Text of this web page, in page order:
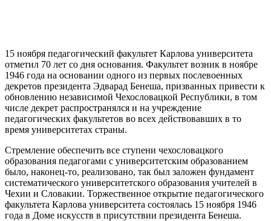
15 ноября педагогический факультет Карлова университета
отметил 70 лет со дня основания. Факультет возник в ноябре
1946 года на основании одного из первых послевоенных
декретов президента Эдварад Бенеша, призванных привести к
обновлению независимой Чехословацкой Республики, в том
числе декрет распространялся и на учреждение
педагогических факультетов во всех действовавших в то
время университетах страны.
Стремление обеспечить все ступени чехословацкого
образования педагогами с университетским образованием
было, наконец-то, реализовано, так был заложен фундамент
систематического университетского образования учителей в
Чехии и Словакии. Торжественное открытие педагогического
факультета Карлова университета состоялась 15 ноября 1946
года в Доме искусств в присутствии президента Бенеша.